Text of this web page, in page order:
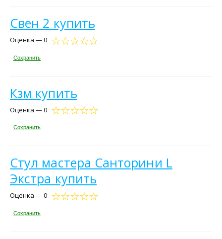
Свен 2 купить
Оценка — 0
Сохранить
Кзм купить
Оценка — 0
Сохранить
Стул мастера Санторини L
Экстра купить
Оценка — 0
Сохранить